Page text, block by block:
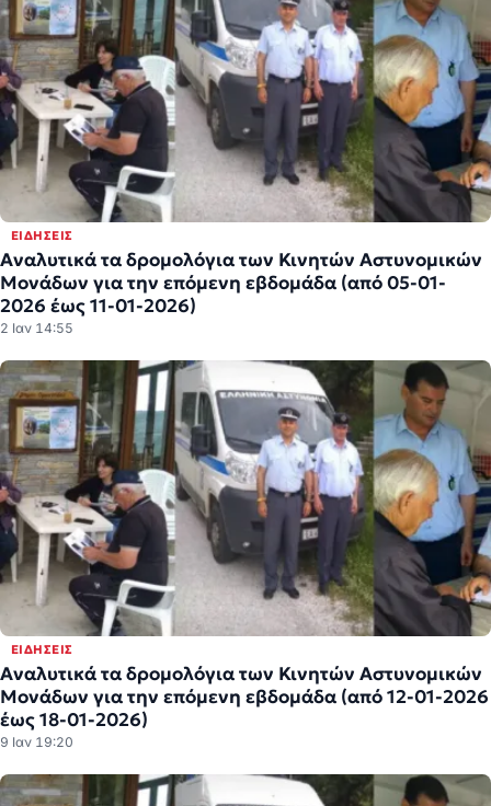
ΕΙΔΉΣΕΙΣ
Αναλυτικά τα δρομολόγια των Κινητών Αστυνομικών
Μονάδων για την επόμενη εβδομάδα (από 05-01-
2026 έως 11-01-2026)
2 Ιαν 14:55
ΕΙΔΉΣΕΙΣ
Αναλυτικά τα δρομολόγια των Κινητών Αστυνομικών
Μονάδων για την επόμενη εβδομάδα (από 12-01-2026
έως 18-01-2026)
9 Ιαν 19:20